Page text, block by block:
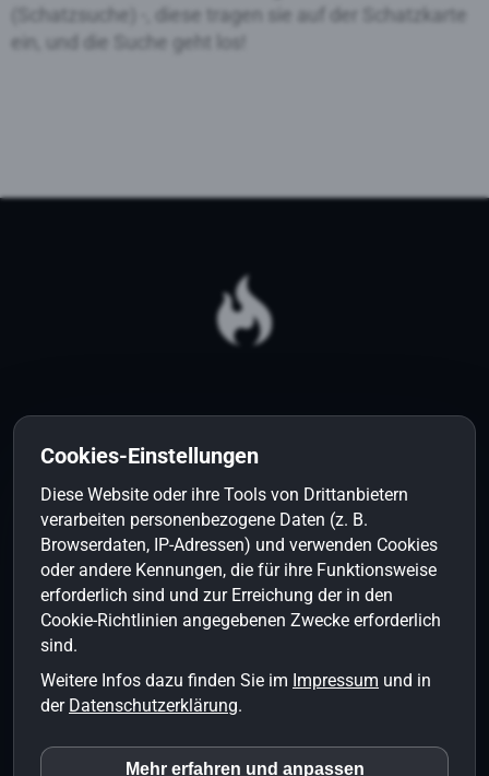
(Schatzsuche) -, diese tragen sie auf der Schatzkarte
ein, und die Suche geht los!
KONTAKT
Industriestrasse 5
3600 Thun
info@seeg.ch
SEESTRASSE © ALL RIGHTS RESERVED
Cookies-Einstellungen
Diese Website oder ihre Tools von Drittanbietern
verarbeiten personenbezogene Daten (z. B.
Browserdaten, IP-Adressen) und verwenden Cookies
oder andere Kennungen, die für ihre Funktionsweise
erforderlich sind und zur Erreichung der in den
Cookie-Richtlinien angegebenen Zwecke erforderlich
sind.
Weitere Infos dazu finden Sie im Impressum und in
der Datenschutzerklärung.
Mehr erfahren und anpassen